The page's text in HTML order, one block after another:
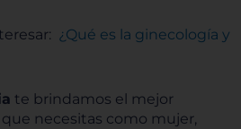
¿Qué es la ginecología y
te brindamos el mejor
necesitas como mujer,